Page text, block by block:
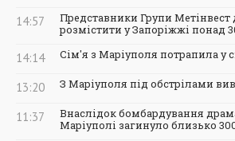
14:57
Представники Групи
розмістити у Запоріжжі понад
14:14 Сім'я з Маріуполя потрапила у
13:20 З Маріуполя під обстрілами
11:37
Внаслідок бомбардування
Маріуполі загинуло близько